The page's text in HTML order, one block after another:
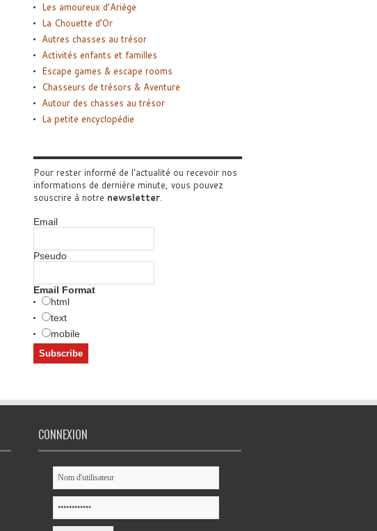
Les amoureux d’Ariège
La Chouette d’Or
Autres chasses au trésor
Activités enfants et familles
Escape games & escape rooms
Chasseurs de trésors & Aventure
Autour des chasses au trésor
La petite encyclopédie
Pour rester informé de l'actualité ou recevoir nos
informations de dernière minute, vous pouvez
souscrire à notre newsletter.
Email
Pseudo
Email Format
html
text
mobile
CONNEXION